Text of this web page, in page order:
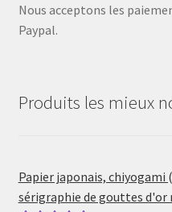
Nous acceptons les
Paypal.
Produits les mieux
Papier japonais, chiyogami
sérigraphie de gouttes